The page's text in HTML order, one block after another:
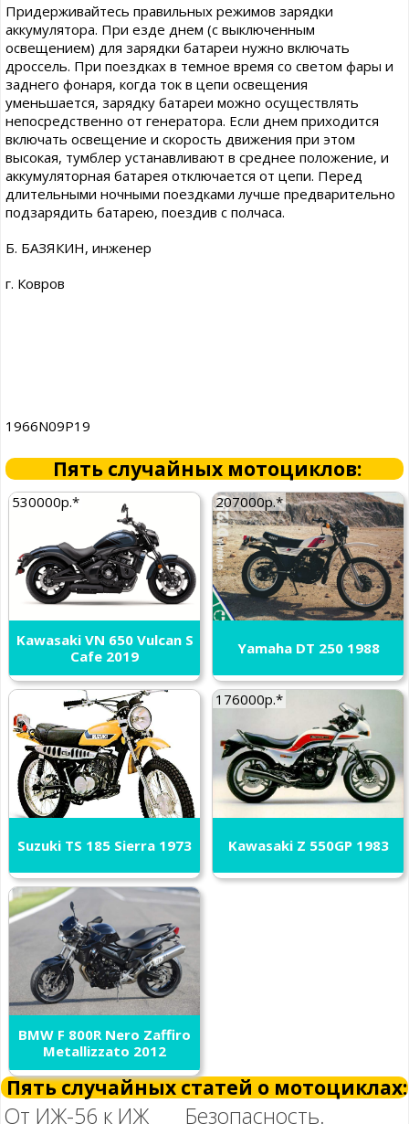
Придерживайтесь правильных режимов зарядки
аккумулятора. При езде днем (с выключенным
освещением) для зарядки батареи нужно включать
дроссель. При поездках в темное время со светом фары и
заднего фонаря, когда ток в цепи освещения
уменьшается, зарядку батареи можно осуществлять
непосредственно от генератора. Если днем приходится
включать освещение и скорость движения при этом
высокая, тумблер устанавливают в среднее положение, и
аккумуляторная батарея отключается от цепи. Перед
длительными ночными поездками лучше предварительно
подзарядить батарею, поездив с полчаса.
Б. БАЗЯКИН, инженер
г. Ковров
1966N09P19
Пять случайных мотоциклов:
530000р.*
Kawasaki VN 650 Vulcan S
Cafe 2019
207000р.*
Yamaha DT 250 1988
Suzuki TS 185 Sierra 1973
176000р.*
Kawasaki Z 550GP 1983
BMW F 800R Nero Zaffiro
Metallizzato 2012
Пять случайных статей о мотоциклах:
От ИЖ-56 к ИЖ Безопасность.